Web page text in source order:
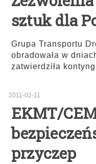
sztuk dla
Grupa Transportu
obradowała w
zatwierdziła
2011-02-11
EKMT/
przyczep